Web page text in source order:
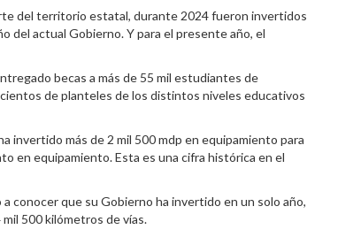
del territorio estatal, durante 2024 fueron invertidos
del actual Gobierno. Y para el presente año, el
becas a más de 55 mil estudiantes de
de planteles de los distintos niveles educativos
invertido más de 2 mil 500 mdp en equipamiento para
en equipamiento. Esta es una cifra histórica en el
conocer que su Gobierno ha invertido en un solo año,
500 kilómetros de vías.